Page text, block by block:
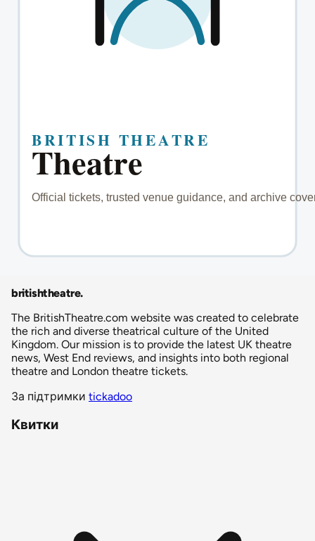
britishtheatre.
The BritishTheatre.com website was created to celebrate
the rich and diverse theatrical culture of the United
Kingdom. Our mission is to provide the latest UK theatre
news, West End reviews, and insights into both regional
theatre and London theatre tickets.
За підтримки tickadoo
Квитки